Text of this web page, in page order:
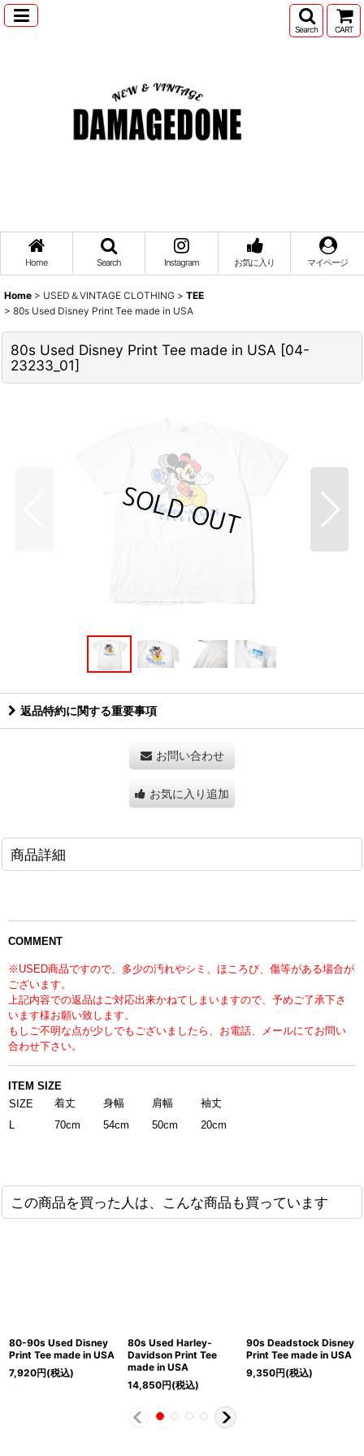
Search CART
Home Search Instagram お気に入り マイページ
Home > USED＆VINTAGE CLOTHING > TEE
> 80s Used Disney Print Tee made in USA
80s Used Disney Print Tee made in USA [04-
23233_01]
返品特約に関する重要事項
お問い合わせ
お気に入り追加
商品詳細
COMMENT
※USED商品ですので、多少の汚れやシミ、ほころび、傷等がある場合が
ございます。
上記内容での返品はご対応出来かねてしまいますので、予めご了承下さ
います様お願い致します。
もしご不明な点が少しでもございましたら、お電話、メールにてお問い
合わせ下さい。
ITEM SIZE
SIZE
着丈 身幅 肩幅
袖丈
L
70cm 54cm 50cm 20cm
この商品を買った人は、こんな商品も買っています
80-90s Used Disney
Print Tee made in USA
7,920円(税込)
80s Used Harley-
Davidson Print Tee
made in USA
14,850円(税込)
90s Deadstock Disney
Print Tee made in USA
9,350円(税込)